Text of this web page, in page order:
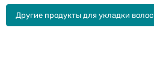
Другие продукты для укладки волос